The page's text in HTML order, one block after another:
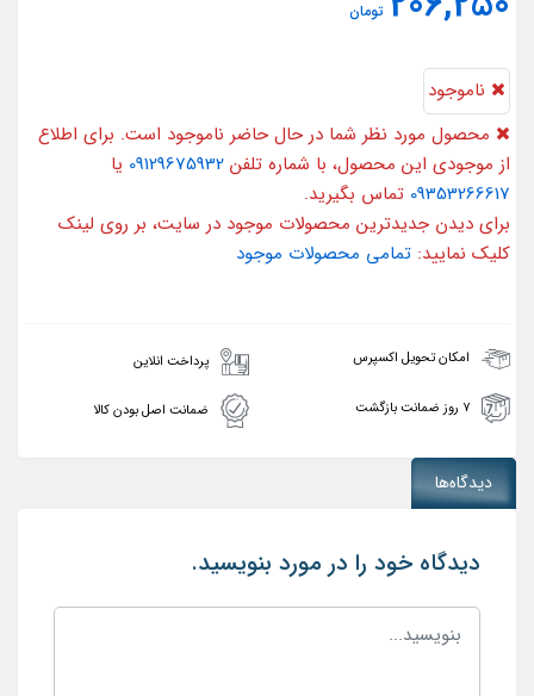
تومان
ناموجود
محصول مورد نظر شما در حال حاضر ناموجود است. برای اطلاع
از موجودی این محصول، با شماره تلفن 09129675932 یا
09353266617 تماس بگیرید.
برای دیدن جدیدترین محصولات موجود در سایت، بر روی لینک
کلیک نمایید: تمامی محصولات موجود
امکان تحویل اکسپرس پرداخت انلاین
۷ روز ضمانت بازگشت ضمانت اصل بودن کالا
دیدگاه‌ها
دیدگاه خود را در مورد بنویسید.